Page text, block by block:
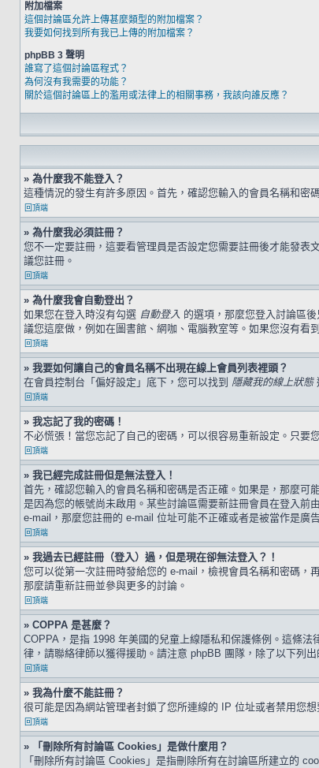
附加檔案
這個討論區允許上傳甚麼類型的附加檔案？
我要如何找到所有我已上傳的附加檔案？
phpBB 3 聲明
誰寫了這個討論區程式？
為何沒有我需要的功能？
關於這個討論區上的濫用或法律上的相關事務，我該向誰反應？
» 為什麼我不能登入？
這種情況的發生有許多原因。首先，確認您輸入的會員名稱和密
回頂端
» 為什麼我必須註冊？
您不一定要註冊，這要看管理員是否設定您需要註冊後才能發
議您註冊。
回頂端
» 為什麼我會自動登出？
如果您在登入時沒有勾選 自動登入 的選項，那麼您登入討論區
議您這麼做，例如在圖書館、網咖、電腦教室等。如果您沒有看
回頂端
» 我要如何讓自己的會員名稱不出現在線上會員列表裡頭？
在會員控制台「偏好設定」底下，您可以找到 隱藏我的線上狀態
回頂端
» 我忘記了我的密碼！
不必慌張！當您忘記了自己的密碼，可以很容易重新設定。只要
回頂端
» 我已經完成註冊但是無法登入！
首先，確認您輸入的會員名稱和密碼是否正確。如果是，那麼
是因為您的帳號尚未啟用。某些討論區需要新註冊會員在登入前
e-mail，那麼您註冊的 e-mail 位址可能不正確或者是被當作是廣
回頂端
» 我過去已經註冊（登入）過，但是現在卻無法登入？！
您可以從第一次註冊時發給您的 e-mail，檢視會員名稱和密碼，
那麼請重新註冊並參與更多的討論。
回頂端
» COPPA 是甚麼？
COPPA，是指 1998 年美國的兒童上線隱私和保護條例。這條
律，請聯絡律師以獲得援助。請注意 phpBB 團隊，除了以下列
回頂端
» 我為什麼不能註冊？
很可能是因為網站管理者封鎖了您所連線的 IP 位址或者禁用您
回頂端
» 「刪除所有討論區 Cookies」是做什麼用？
「刪除所有討論區 Cookies」是指刪除所有在討論區所建立的